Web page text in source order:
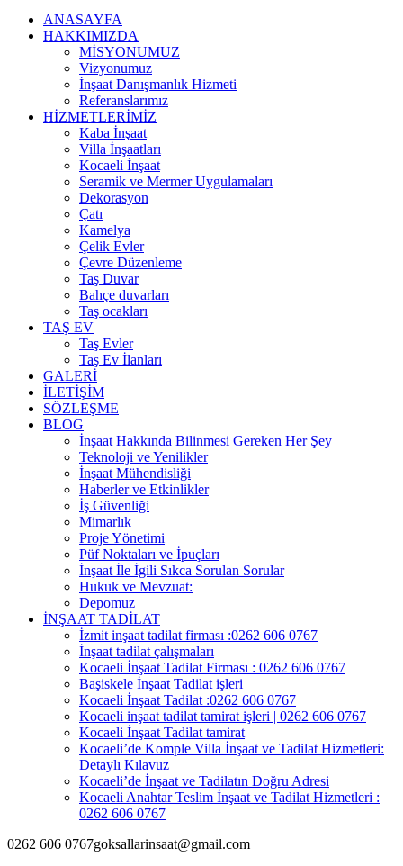
ANASAYFA
HAKKIMIZDA
MİSYONUMUZ
Vizyonumuz
İnşaat Danışmanlık Hizmeti
Referanslarımız
HİZMETLERİMİZ
Kaba İnşaat
Villa İnşaatları
Kocaeli İnşaat
Seramik ve Mermer Uygulamaları
Dekorasyon
Çatı
Kamelya
Çelik Evler
Çevre Düzenleme
Taş Duvar
Bahçe duvarları
Taş ocakları
TAŞ EV
Taş Evler
Taş Ev İlanları
GALERİ
İLETİŞİM
SÖZLEŞME
BLOG
İnşaat Hakkında Bilinmesi Gereken Her Şey
Teknoloji ve Yenilikler
İnşaat Mühendisliği
Haberler ve Etkinlikler
İş Güvenliği
Mimarlık
Proje Yönetimi
Püf Noktaları ve İpuçları
İnşaat İle İgili Sıkca Sorulan Sorular
Hukuk ve Mevzuat:
Depomuz
İNŞAAT TADİLAT
İzmit inşaat tadilat firması :0262 606 0767
İnşaat tadilat çalışmaları
Kocaeli İnşaat Tadilat Firması : 0262 606 0767
Başiskele İnşaat Tadilat işleri
Kocaeli İnşaat Tadilat :0262 606 0767
Kocaeli inşaat tadilat tamirat işleri | 0262 606 0767
Kocaeli İnşaat Tadilat tamirat
Kocaeli’de Komple Villa İnşaat ve Tadilat Hizmetleri:
Detaylı Kılavuz
Kocaeli’de İnşaat ve Tadilatın Doğru Adresi
Kocaeli Anahtar Teslim İnşaat ve Tadilat Hizmetleri :
0262 606 0767
0262 606 0767goksallarinsaat@gmail.com